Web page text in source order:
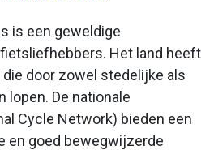
is een geweldige
Het land heeft
door zowel stedelijke als
lopen. De nationale
Cycle Network) bieden een
en goed bewegwijzerde